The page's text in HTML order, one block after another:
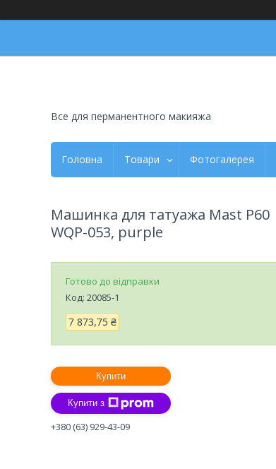
Все для перманентного макияжа
Головна Товари Фотогалерея
Машинка для татуажа Mast P60
WQP-053, purple
Готово до відправки
Код: 20085-1
7 873,75 ₴
Купити
Купити з
+380 (63) 929-43-09